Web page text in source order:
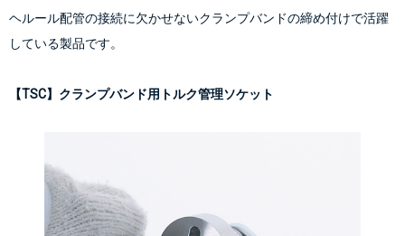
ヘルール配管の接続に欠かせないクランプバンドの締め付けで活躍
している製品です。
【TSC】クランプバンド用トルク管理ソケット